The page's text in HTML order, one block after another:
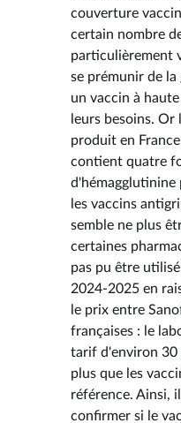
couverture
certain nombre
particulièrement
se prémunir de la
un vaccin à
leurs besoins. Or
produit en
contient quatre
d'hémagglutinine
les vaccins
semble ne plus
certaines
pas pu être
2024-2025 en
le prix entre
françaises : le
tarif d'environ 30
plus que les
référence. Ainsi,
confirmer si le